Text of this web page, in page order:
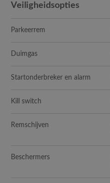
Veiligheidsopties
Parkeerrem
Duimgas
Startonderbreker en alarm
Kill switch
Remschijven
Beschermers